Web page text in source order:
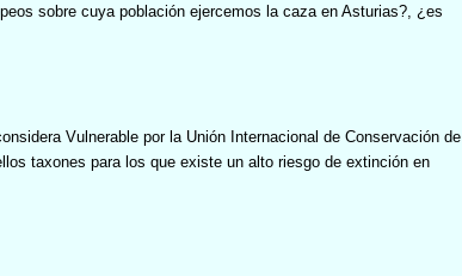
sobre cuya población ejercemos la caza en Asturias?, ¿es
Vulnerable por la Unión Internacional de Conservación de
taxones para los que existe un alto riesgo de extinción en